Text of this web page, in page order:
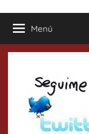
Tonics
Menú